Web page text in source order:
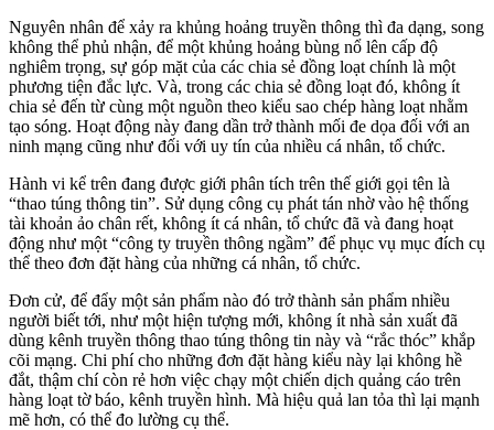
Nguyên nhân để xảy ra khủng hoảng truyền thông thì đa dạng, song
không thể phủ nhận, để một khủng hoảng bùng nổ lên cấp độ
nghiêm trọng, sự góp mặt của các chia sẻ đồng loạt chính là một
phương tiện đắc lực. Và, trong các chia sẻ đồng loạt đó, không ít
chia sẻ đến từ cùng một nguồn theo kiểu sao chép hàng loạt nhằm
tạo sóng. Hoạt động này đang dần trở thành mối đe dọa đối với an
ninh mạng cũng như đối với uy tín của nhiều cá nhân, tổ chức.
Hành vi kể trên đang được giới phân tích trên thế giới gọi tên là
“thao túng thông tin”. Sử dụng công cụ phát tán nhờ vào hệ thống
tài khoản ảo chân rết, không ít cá nhân, tổ chức đã và đang hoạt
động như một “công ty truyền thông ngầm” để phục vụ mục đích cụ
thể theo đơn đặt hàng của những cá nhân, tổ chức.
Đơn cử, để đẩy một sản phẩm nào đó trở thành sản phẩm nhiều
người biết tới, như một hiện tượng mới, không ít nhà sản xuất đã
dùng kênh truyền thông thao túng thông tin này và “rắc thóc” khắp
cõi mạng. Chi phí cho những đơn đặt hàng kiểu này lại không hề
đắt, thậm chí còn rẻ hơn việc chạy một chiến dịch quảng cáo trên
hàng loạt tờ báo, kênh truyền hình. Mà hiệu quả lan tỏa thì lại mạnh
mẽ hơn, có thể đo lường cụ thể.